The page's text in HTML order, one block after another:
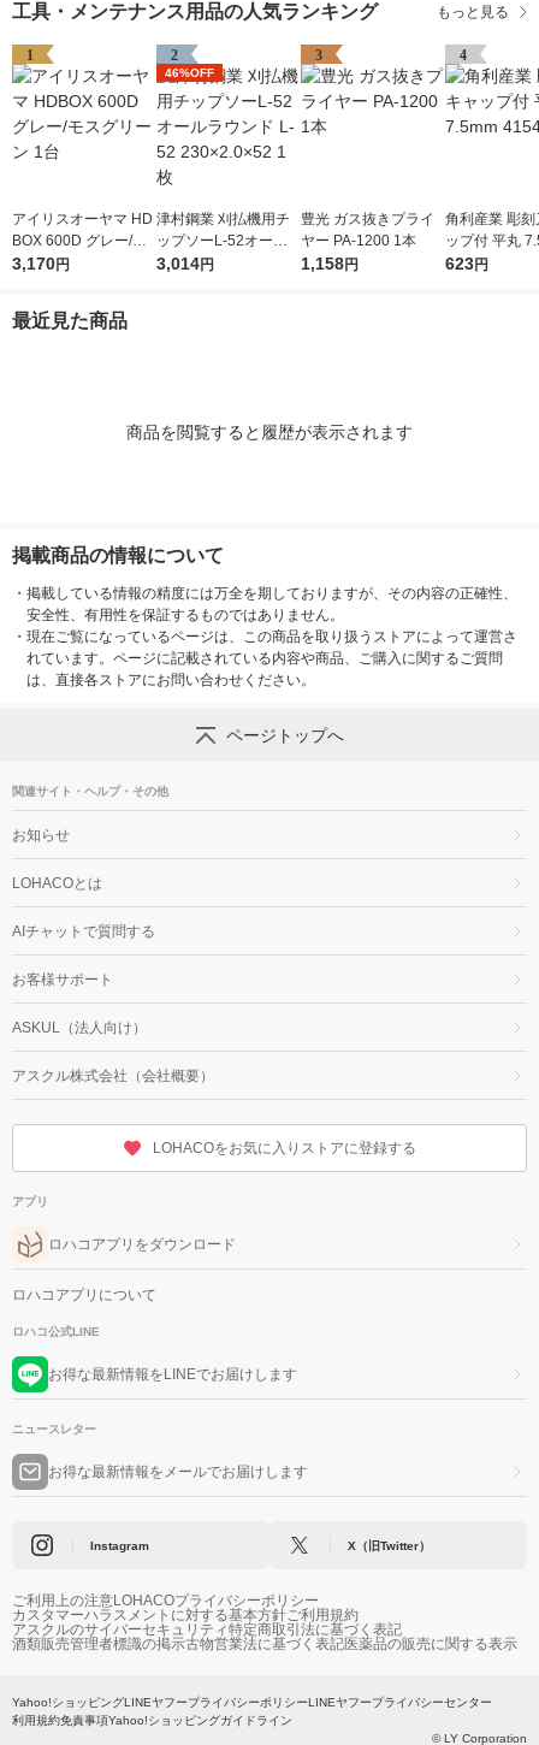
工具・メンテナンス用品の人気ランキング もっと見る
1
アイリスオーヤマ HD
BOX 600D グレー/モ
スグリーン 1台
3,170円
2
46%OFF
津村鋼業 刈払機用チ
ップソーL-52オール
ラウンド L-52 230×2.
3,014円
3
豊光 ガス抜きプライ
ヤー PA-1200 1本
1,158円
4
角利産業 彫刻
ップ付 平丸
541 1個
623円
最近見た商品
商品を閲覧すると履歴が表示されます
掲載商品の情報について
・ 掲載している情報の精度には万全を期しておりますが、その内容の正確性、
安全性、有用性を保証するものではありません。
・ 現在ご覧になっているページは、この商品を取り扱うストアによって運営さ
れています。ページに記載されている内容や商品、ご購入に関するご質問
は、直接各ストアにお問い合わせください。
ページトップへ
関連サイト・ヘルプ・その他
お知らせ
LOHACOとは
AIチャットで質問する
お客様サポート
ASKUL（法人向け）
アスクル株式会社（会社概要）
LOHACOをお気に入りストアに登録する
アプリ
ロハコアプリをダウンロード
ロハコアプリについて
ロハコ公式LINE
お得な最新情報をLINEでお届けします
ニュースレター
お得な最新情報をメールでお届けします
Instagram X（旧Twitter）
ご利用上の注意LOHACOプライバシーポリシー
カスタマーハラスメントに対する基本方針ご利用規約
アスクルのサイバーセキュリティ特定商取引法に基づく表記
酒類販売管理者標識の掲示古物営業法に基づく表記医薬品の販売に関する表示
Yahoo!ショッピングLINEヤフープライバシーポリシーLINEヤフープライバシーセンター
利用規約免責事項Yahoo!ショッピングガイドライン
© LY Corporation